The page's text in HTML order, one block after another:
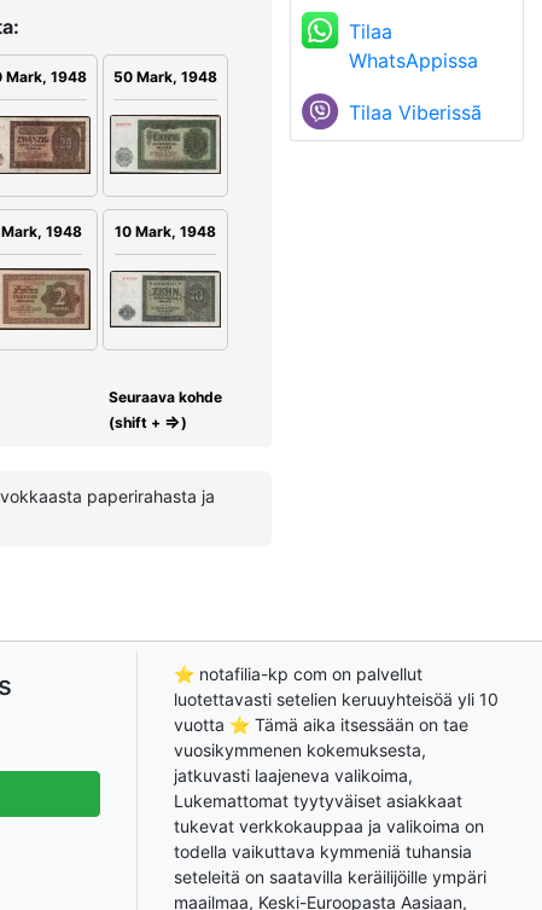
Mark, 1948 50 Mark, 1948
1948 10 Mark, 1948
Seuraava kohde
(shift + ⇒)
paperirahasta ja
Tilaa
WhatsAppissa
Tilaa Viberissã
⭐ notafilia-kp com on palvellut
luotettavasti setelien keruuyhteisöä yli 10
vuotta ⭐ Tämä aika itsessään on tae
vuosikymmenen kokemuksesta,
jatkuvasti laajeneva valikoima,
Lukemattomat tyytyväiset asiakkaat
tukevat verkkokauppaa ja valikoima on
todella vaikuttava kymmeniä tuhansia
seteleitä on saatavilla keräilijöille ympäri
maailmaa, Keski-Euroopasta Aasiaan,